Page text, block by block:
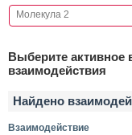
Выберите активное
взаимодействия
Найдено
Взаимодействие